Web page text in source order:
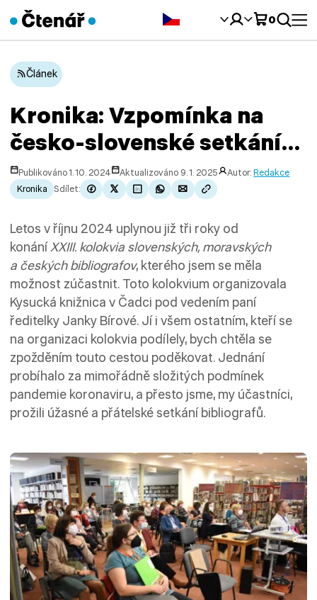
0
Článek
Kronika: Vzpomínka na
česko-slovenské setkání…
Publikováno 1. 10. 2024 Aktualizováno 9. 1. 2025 Autor:Redakce
Kronika
Sdílet:
Letos v říjnu 2024 uplynou již tři roky od
konáníXXIII. kolokvia slovenských, moravských
a českých bibliografov, kterého jsem se měla
možnost zúčastnit. Toto kolokvium organizovala
Kysucká knižnica v Čadci pod vedením paní
ředitelky Janky Bírové. Jí i všem ostatním, kteří se
na organizaci kolokvia podílely, bych chtěla se
zpožděním touto cestou poděkovat. Jednání
probíhalo za mimořádně složitých podmínek
pandemie koronaviru, a přesto jsme, my účastníci,
prožili úžasné a přátelské setkání bibliografů.